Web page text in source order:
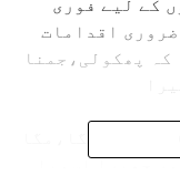
اقدامات
پھکولی،جمنا
چھپرا اسمبلی